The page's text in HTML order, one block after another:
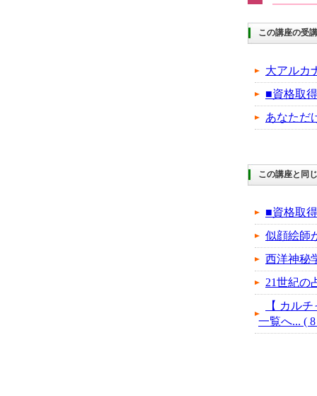
この講座の受
大アルカ
■資格取
あなただ
この講座と同
■資格取
似顔絵師
西洋神秘
21世紀の
【 カル
一覧へ... (